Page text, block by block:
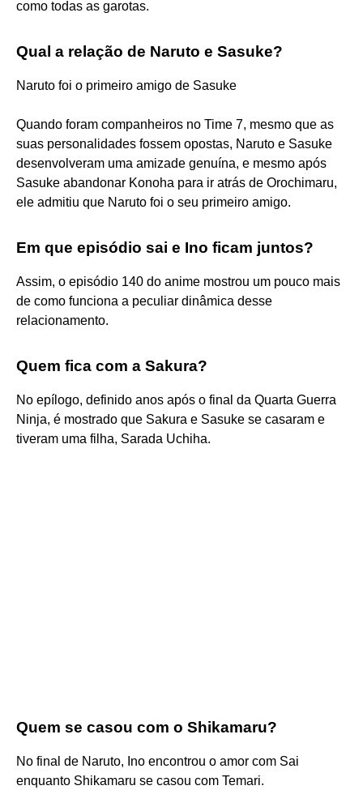
como todas as garotas.
Qual a relação de Naruto e Sasuke?
Naruto foi o primeiro amigo de Sasuke
Quando foram companheiros no Time 7, mesmo que as
suas personalidades fossem opostas, Naruto e Sasuke
desenvolveram uma amizade genuína, e mesmo após
Sasuke abandonar Konoha para ir atrás de Orochimaru,
ele admitiu que Naruto foi o seu primeiro amigo.
Em que episódio sai e Ino ficam juntos?
Assim, o episódio 140 do anime mostrou um pouco mais
de como funciona a peculiar dinâmica desse
relacionamento.
Quem fica com a Sakura?
No epílogo, definido anos após o final da Quarta Guerra
Ninja, é mostrado que Sakura e Sasuke se casaram e
tiveram uma filha, Sarada Uchiha.
Quem se casou com o Shikamaru?
No final de Naruto, Ino encontrou o amor com Sai
enquanto Shikamaru se casou com Temari.